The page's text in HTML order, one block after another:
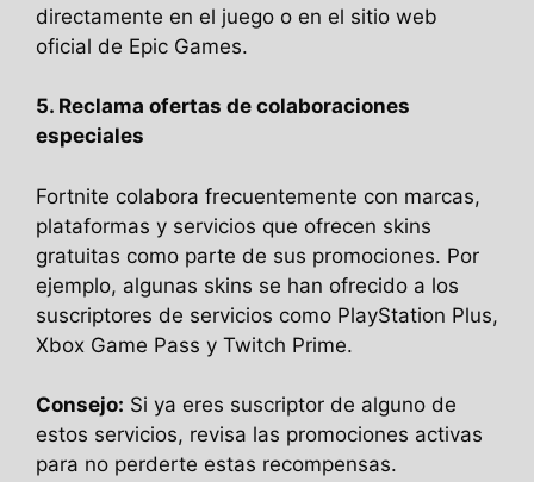
directamente en el juego o en el sitio web
oficial de Epic Games.
5. Reclama ofertas de colaboraciones
especiales
Fortnite colabora frecuentemente con marcas,
plataformas y servicios que ofrecen skins
gratuitas como parte de sus promociones. Por
ejemplo, algunas skins se han ofrecido a los
suscriptores de servicios como PlayStation Plus,
Xbox Game Pass y Twitch Prime.
Consejo: Si ya eres suscriptor de alguno de
estos servicios, revisa las promociones activas
para no perderte estas recompensas.